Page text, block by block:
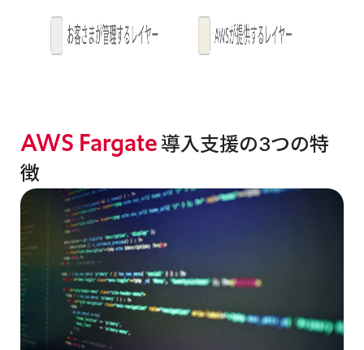
AWS Fargate 導入支援の3つの特
徴